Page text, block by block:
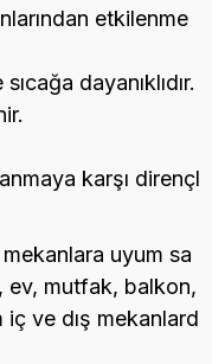
etkilenme
dayanıklıdır.
karşı dirençl
uyum sa
ev, mutfak, balkon,
ve dış mekanlard